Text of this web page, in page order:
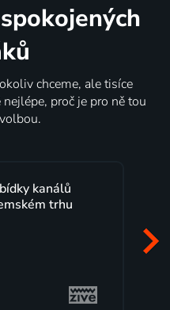
chceme, ale tisíce
proč je pro ně tou
kanálů
trhu